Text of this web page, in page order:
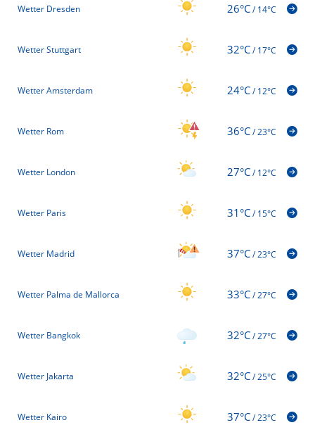
Wetter Dresden 26°C/14°C
Wetter Stuttgart 32°C/17°C
Wetter Amsterdam 24°C/12°C
Wetter Rom 36°C/23°C
Wetter London 27°C/12°C
Wetter Paris 31°C/15°C
Wetter Madrid 37°C/23°C
Wetter Palma de Mallorca 33°C/27°C
Wetter Bangkok 32°C/27°C
Wetter Jakarta 32°C/25°C
Wetter Kairo 37°C/23°C